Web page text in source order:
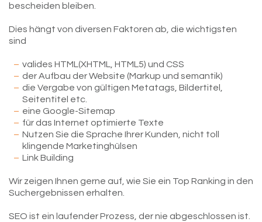
bescheiden bleiben.
Dies hängt von diversen Faktoren ab, die wichtigsten
sind
valides HTML(XHTML, HTML5) und CSS
der Aufbau der Website (Markup und semantik)
die Vergabe von gültigen Metatags, Bildertitel,
Seitentitel etc.
eine Google-Sitemap
für das Internet optimierte Texte
Nutzen Sie die Sprache Ihrer Kunden, nicht toll
klingende Marketinghülsen
Link Building
Wir zeigen Ihnen gerne auf, wie Sie ein Top Ranking in den
Suchergebnissen erhalten.
SEO ist ein laufender Prozess, der nie abgeschlossen ist.